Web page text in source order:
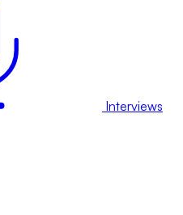
Interviews